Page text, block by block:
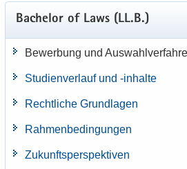
Ba­che­lor of Laws (LL.B.)
Be­wer­bung und
Stu­di­en­ver­lauf und -​inhalte
Recht­li­che Grund­la­gen
Rah­men­be­din­gun­gen
Zu­kunfts­per­spek­ti­ven